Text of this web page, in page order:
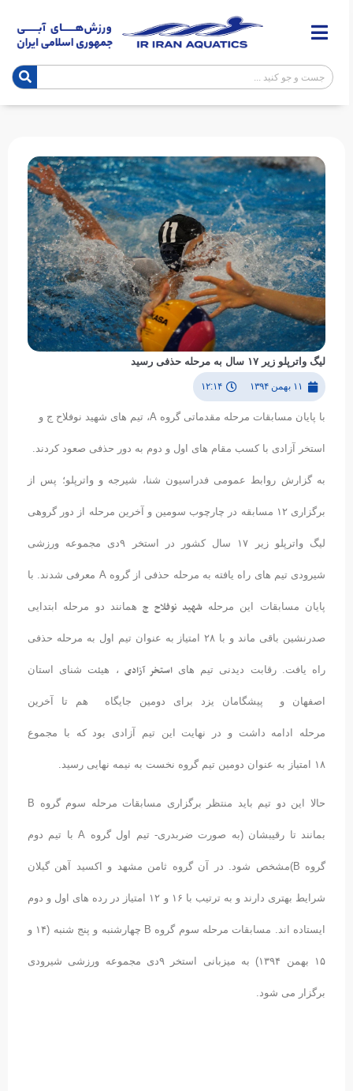
لیگ واترپلو زیر ۱۷ سال به مرحله حذفی رسید
۱۱ بهمن ۱۳۹۴ ۱۲:۱۴
با پایان مسابقات مرحله مقدماتی گروه A، تیم های شهید نوفلاح ج و
استخر آزادی با کسب مقام های اول و دوم به دور حذفی صعود کردند.
به گزارش روابط عمومی فدراسیون شنا، شیرجه و واترپلو؛ پس از
برگزاری ۱۲ مسابقه در چارچوب سومین و آخرین مرحله از دور گروهی
لیگ واترپلو زیر ۱۷ سال کشور در استخر ۹دی مجموعه ورزشی
شیرودی تیم های راه یافته به مرحله حذفی از گروه A معرفی شدند. با
پایان مسابقات این مرحله شهید نوفلاح جهمانند دو مرحله ابتدایی
صدرنشین باقی ماند و با ۲۸ امتیاز به عنوان تیم اول به مرحله حذفی
راه یافت. رقابت دیدنی تیم های استخر آزادی، هیئت شنای استان
اصفهان و پیشگامان یزد برای دومین جایگاه هم تا آخرین
مرحله ادامه داشت و در نهایت این تیم آزادی بود که با مجموع
۱۸ امتیاز به عنوان دومین تیم گروه نخست به نیمه نهایی رسید.
حالا این دو تیم باید منتظر برگزاری مسابقات مرحله سوم گروه B
بمانند تا رقیبشان (به صورت ضربدری- تیم اول گروه A با تیم دوم
گروه B)مشخص شود. در آن گروه ثامن مشهد و اکسید آهن گیلان
شرایط بهتری دارند و به ترتیب با ۱۶ و ۱۲ امتیاز در رده های اول و دوم
ایستاده اند. مسابقات مرحله سوم گروه B چهارشنبه و پنج شنبه (۱۴ و
۱۵ بهمن ۱۳۹۴) به میزبانی استخر ۹دی مجموعه ورزشی شیرودی
برگزار می شود.